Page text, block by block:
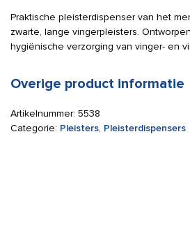
Praktische pleisterdispenser van het
zwarte, lange vingerpleisters.
hygiënische verzorging van vinger- en
Overige product informatie
Artikelnummer: 5538
Categorie: Pleisters, Pleisterdispensers